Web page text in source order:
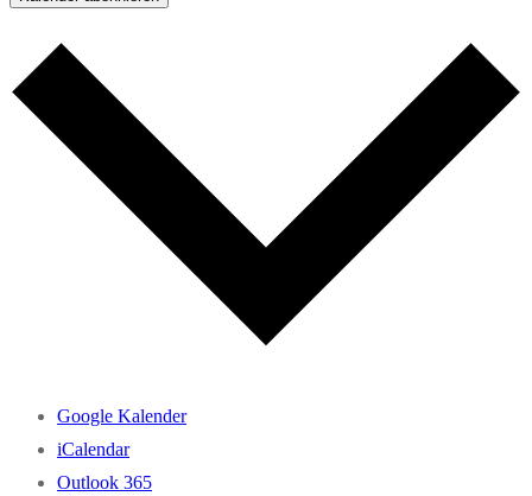
Google Kalender
iCalendar
Outlook 365